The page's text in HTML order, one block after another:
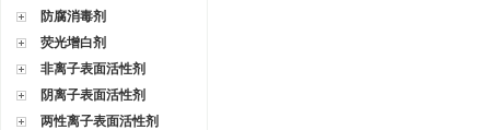
防腐消毒剂
荧光增白剂
非离子表面活性剂
阴离子表面活性剂
两性离子表面活性剂